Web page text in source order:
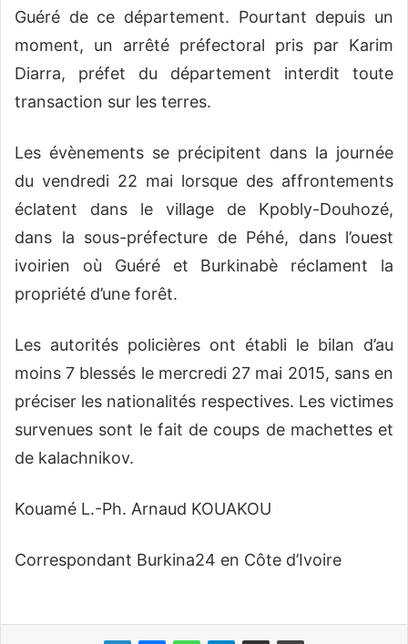
Guéré de ce département. Pourtant depuis un
moment, un arrêté préfectoral pris par Karim
Diarra, préfet du département interdit toute
transaction sur les terres.
Les évènements se précipitent dans la journée
du vendredi 22 mai lorsque des affrontements
éclatent dans le village de Kpobly-Douhozé,
dans la sous-préfecture de Péhé, dans l’ouest
ivoirien où Guéré et Burkinabè réclament la
propriété d’une forêt.
Les autorités policières ont établi le bilan d’au
moins 7 blessés le mercredi 27 mai 2015, sans en
préciser les nationalités respectives. Les victimes
survenues sont le fait de coups de machettes et
de kalachnikov.
Kouamé L.-Ph. Arnaud KOUAKOU
Correspondant Burkina24 en Côte d’Ivoire